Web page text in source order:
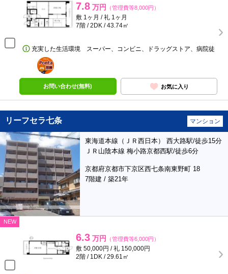
7.8 万円 （管理費等8,000円）
敷 1ヶ月 / 礼 1ヶ月
7階 / 2DK / 43.74㎡
充実した生活環境 スーパー、コンビニ、ドラッグストア、病院徒
ポンタ
部屋
お問い合わせ(無料) お気に入り
リーフセラ七条 マンション
東海道本線（ＪＲ西日本） 西大路駅/徒歩15分
ＪＲ山陰本線 梅小路京都西駅/徒歩6分
京都府京都市下京区西七条南東野町 18
7階建 / 築21年
NEW
6.3 万円 （管理費等6,000円）
敷 50,000円 / 礼 150,000円
2階 / 1DK / 29.61㎡